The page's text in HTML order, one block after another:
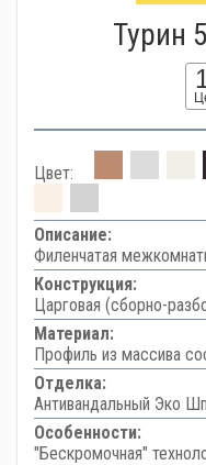
Турин
Цвет:
Описание:
Филенчатая
Конструкция:
Царговая (сборно-
Материал:
Профиль из массива
Отделка:
Антивандальный Эко
Особенности:
"Бескромочная"